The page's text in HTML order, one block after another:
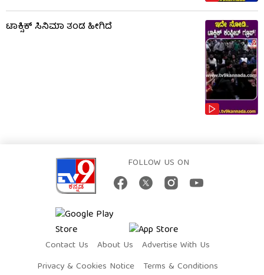
ಟಾಕ್ಸಿಕ್​​​ ಸಿನಿಮಾ ತಂಡ ಹೀಗಿದೆ
FOLLOW US ON
Contact Us About Us
Advertise With Us
Privacy & Cookies Notice
Terms & Conditions